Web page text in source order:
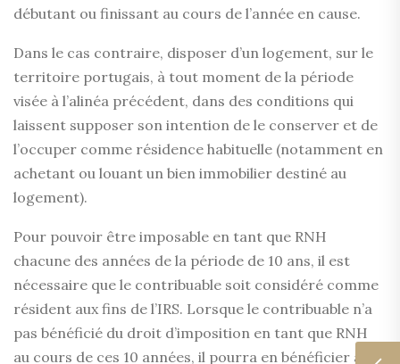
débutant ou finissant au cours de l’année en cause.
Dans le cas contraire, disposer d’un logement, sur le
territoire portugais, à tout moment de la période
visée à l’alinéa précédent, dans des conditions qui
laissent supposer son intention de le conserver et de
l’occuper comme résidence habituelle (notamment en
achetant ou louant un bien immobilier destiné au
logement).
Pour pouvoir être imposable en tant que RNH
chacune des années de la période de 10 ans, il est
nécessaire que le contribuable soit considéré comme
résident aux fins de l’IRS. Lorsque le contribuable n’a
pas bénéficié du droit d’imposition en tant que RNH
au cours de ces 10 années, il pourra en bénéficier à